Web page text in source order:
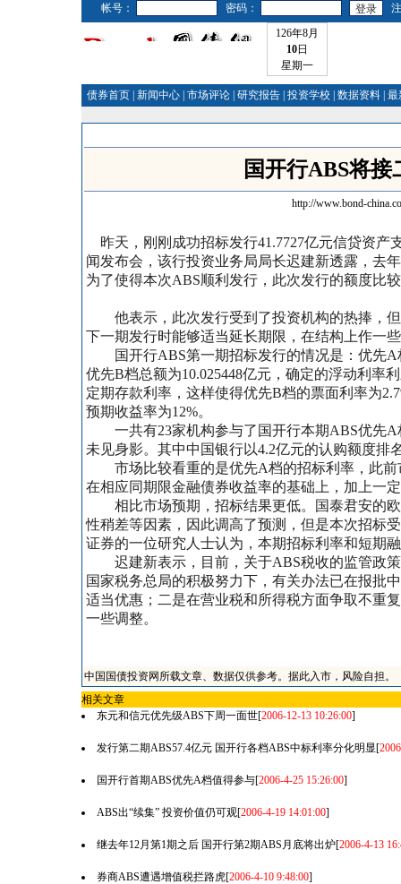
帐号： 密码：
126年8月
10日
星期一
债券首页 新闻中心 市场评论 研究报告 投资学校 数据资料 最
国开行ABS将
http://www.bond-
昨天，刚刚成功招标发行41.7727亿元信贷资产
闻发布会，该行投资业务局局长迟建新透露，去
为了使得本次ABS顺利发行，此次发行的额度比
他表示，此次发行受到了投资机构的热捧，但
下一期发行时能够适当延长期限，在结构上作一
国开行ABS第一期招标发行的情况是：优先A
优先B档总额为10.025448亿元，确定的浮动利率
定期存款利率，这样使得优先B档的票面利率为
预期收益率为12%。
一共有23家机构参与了国开行本期ABS优先A
未见身影。其中中国银行以4.2亿元的认购额度排
市场比较看重的是优先A档的招标利率，此前
在相应同期限金融债券收益率的基础上，加上一
相比市场预期，招标结果更低。国泰君安的欧
性稍差等因素，因此调高了预测，但是本次招标
证券的一位研究人士认为，本期招标利率和短期
迟建新表示，目前，关于ABS税收的监管政策
国家税务总局的积极努力下，有关办法已在报批
适当优惠；二是在营业税和所得税方面争取不重
一些调整。
中国国债投资网所载文章、数据仅供参考。据此入市，风险自担。
相关文章
东元和信元优先级ABS下周一面世[2006-12-13 10:26:00]
发行第二期ABS57.4亿元 国开行各档ABS中标利率分化明显[
国开行首期ABS优先A档值得参与[2006-4-25 15:26:00]
ABS出“续集” 投资价值仍可观[2006-4-19 14:01:00]
继去年12月第1期之后 国开行第2期ABS月底将出炉[2006-4-13
券商ABS遭遇增值税拦路虎[2006-4-10 9:48:00]